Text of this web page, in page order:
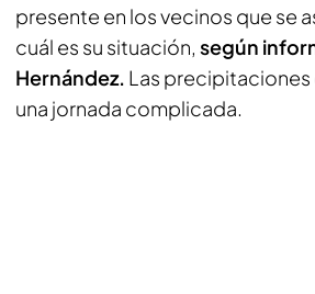
presente en los vecinos que se
cuál es su situación, según
Hernández. Las precipitaciones
una jornada complicada.